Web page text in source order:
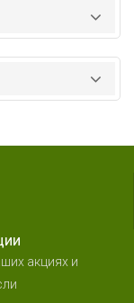
акциях и